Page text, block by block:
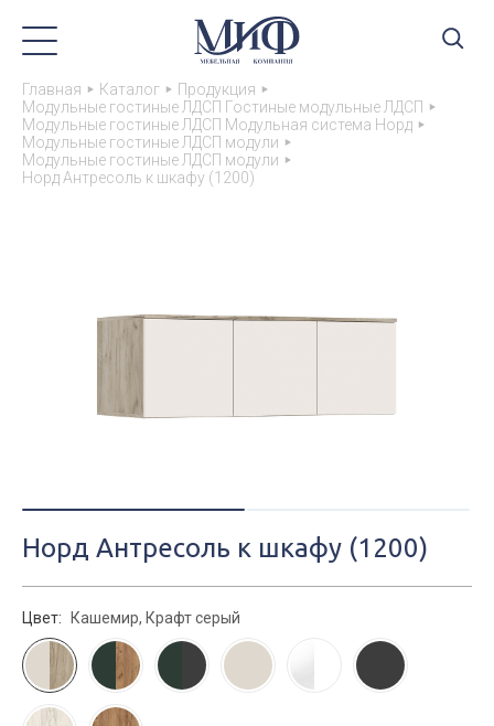
Главная Каталог
Продукция
Модульные гостиные ЛДСП Гостиные модульные ЛДСП
Модульные гостиные ЛДСП Модульная система Норд
Модульные гостиные ЛДСП модули
Модульные гостиные ЛДСП модули
Норд Антресоль к шкафу (1200)
Норд Антресоль к шкафу (1200)
Цвет: Кашемир, Крафт серый